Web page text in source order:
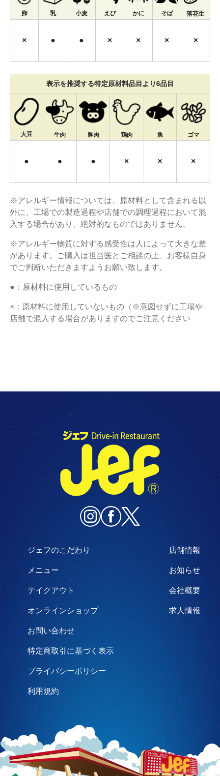
卵 乳 小麦 えび かに そば 落花生
× ● ● × × × ×
表示を推奨する特定原材料品目より6品目
大豆 牛肉 豚肉 鶏肉 魚 ゴマ
● ● ● × × ×
※アレルギー情報については、原材料として含まれる以
外に、工場での製造過程や店舗での調理過程において混
入する場合があり、絶対的なものではありません。
※アレルギー物質に対する感受性は人によって大きな差
があります。ご購入は担当医とご相談の上、お客様自身
でご判断いただきますようお願い致します。
●：原材料に使用しているもの
×：原材料に使用していないもの（※意図せずに工場や
店舗で混入する場合がありますのでご注意ください
ジェフのこだわり
メニュー
テイクアウト
オンラインショップ
店舗情報
お知らせ
会社概要
求人情報
お問い合わせ
特定商取引に基づく表示
プライバシーポリシー
利用規約